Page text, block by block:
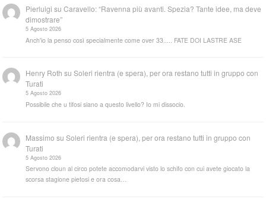
Pierluigi suCaravello: “Ravenna più avanti. Spezia? Tante idee, ma deve
dimostrare”
5 Agosto 2026
Anch'io la penso così specialmente come over 33..... FATE DOI LASTRE ASE
Henry Roth suSoleri rientra (e spera), per ora restano tutti in gruppo con
Turati
5 Agosto 2026
Possibile che u tifosi siano a questo livello? Io mi dissocio.
Massimo suSoleri rientra (e spera), per ora restano tutti in gruppo con
Turati
5 Agosto 2026
Servono cloun al circo potete accomodarvi visto lo schifo con cui avete giocato la
scorsa stagione pietosi e ora cosa…